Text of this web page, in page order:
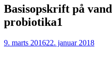
Skip
to
content
Basisopskrift på
probiotika1
9. marts 201622. januar 2018